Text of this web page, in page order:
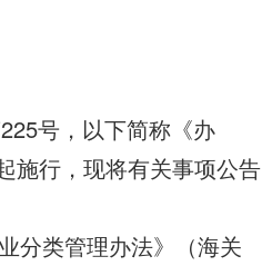
号，以下简称《办
施行，现将有关事项公告
分类管理办法》（海关